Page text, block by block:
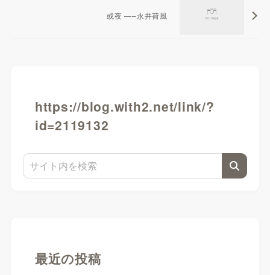
或夜 —–永井荷風
https://blog.with2.net/link/?
id=2119132
最近の投稿